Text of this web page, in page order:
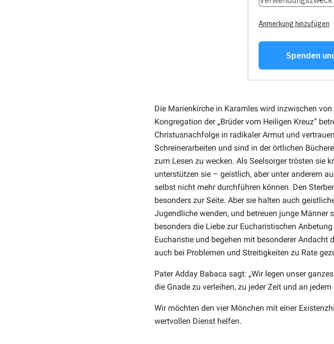
Die Marienkirche in Karamles wird inzwischen
Kongregation der „Brüder vom Heiligen Kreuz“
Christusnachfolge in radikaler Armut und
Schreinerarbeiten und sind in der örtlichen
zum Lesen zu wecken. Als Seelsorger trösten sie
unterstützen sie – geistlich, aber unter anderem
selbst nicht mehr durchführen können. Den
besonders zur Seite. Aber sie halten auch
Jugendliche wenden, und betreuen junge Männer
besonders die Liebe zur Eucharistischen
Eucharistie und begehen mit besonderer Andacht
auch bei Problemen und Streitigkeiten zu Rate
Pater Adday Babaca sagt: „Wir legen unser
die Gnade zu verleihen, zu jeder Zeit und an
Wir möchten den vier Mönchen mit einer
wertvollen Dienst helfen.